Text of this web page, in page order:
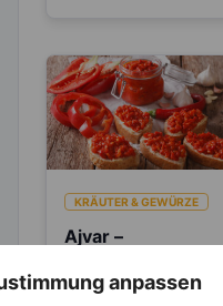
anpassen
KRÄUTER & GEWÜRZE
Ajvar –
Gemüsekaviar
Die Würzpaste Ajvar